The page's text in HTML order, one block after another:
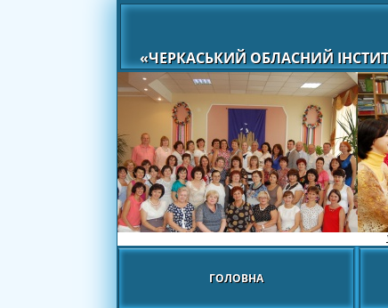
«ЧЕРКАСЬКИЙ ОБЛАСНИЙ
ГОЛОВНА